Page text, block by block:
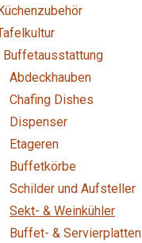
Buffetausstattung
Abdeckhauben
Chafing Dishes
Dispenser
Etageren
Buffetkörbe
Schilder und Aufsteller
Sekt- & Weinkühler
Buffet- & Servierplatten